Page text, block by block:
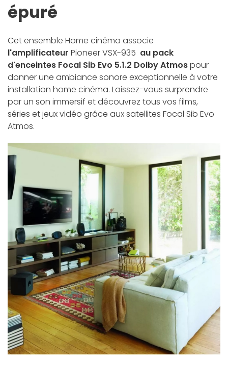
épuré
Cet ensemble Home cinéma associe
l'amplificateur Pioneer VSX-935 au pack
d'enceintes Focal Sib Evo 5.1.2 Dolby Atmospour
donner une ambiance sonore exceptionnelle à votre
installation home cinéma. Laissez-vous surprendre
par un son immersif et découvrez tous vos films,
séries et jeux vidéo grâce aux satellites Focal Sib Evo
Atmos.